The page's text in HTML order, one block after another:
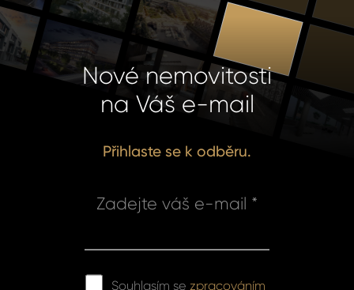
Nové nemovitosti
na Váš e-mail
Přihlaste se k odběru.
Zadejte váš e-mail *
Souhlasím se zpracováním